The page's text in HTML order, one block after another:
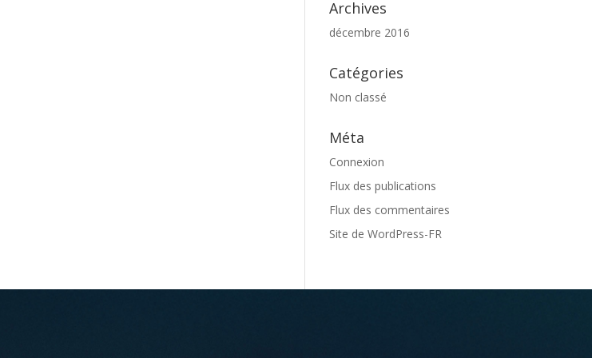
Archives
décembre 2016
Catégories
Non classé
Méta
Connexion
Flux des publications
Flux des commentaires
Site de WordPress-FR